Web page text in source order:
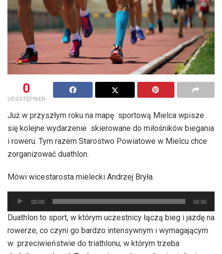
0
UDOSTĘPNIEŃ
Już w przyszłym roku na mapę sportową Mielca wpisze
się kolejne wydarzenie skierowane do miłośników biegania
i roweru. Tym razem Starostwo Powiatowe w Mielcu chce
zorganizować duathlon.
Mówi wicestarosta mielecki Andrzej Bryła.
Odtwarzacz
plików
dźwiękowych
00:00 00:00
Duathlon to sport, w którym uczestnicy łączą bieg i jazdę na
rowerze, co czyni go bardzo intensywnym i wymagającym
w przeciwieństwie do triathlonu, w którym trzeba